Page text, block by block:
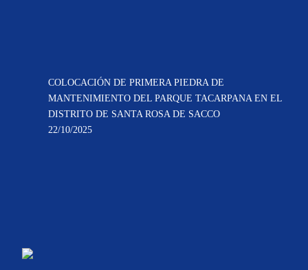
COLOCACIÓN DE PRIMERA PIEDRA DE
MANTENIMIENTO DEL PARQUE TACARPANA EN EL
DISTRITO DE SANTA ROSA DE SACCO
22/10/2025